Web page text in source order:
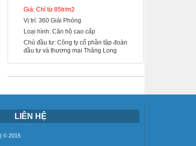
Giá: Chỉ từ 85tr/m2
Vị trí: 360 Giải Phóng
Loại hình: Căn hộ cao cấp
Chủ đầu tư: Công ty cổ phần tập đoàn
đầu tư và thương mại Thăng Long
LIÊN HỆ
| © 2015